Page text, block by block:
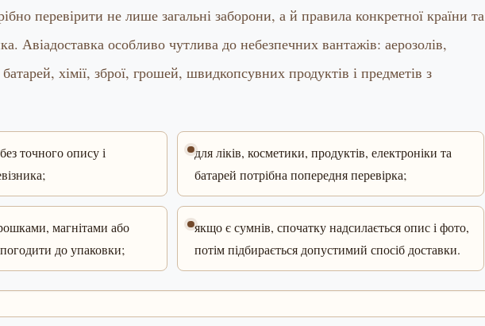
перевірити не лише загальні заборони, а й правила конкретної країни та
Авіадоставка особливо чутлива до небезпечних вантажів: аерозолів,
хімії, зброї, грошей, швидкопсувних продуктів і предметів з
точного опису і
для ліків, косметики, продуктів, електроніки та
батарей потрібна попередня перевірка;
магнітами або
до упаковки;
якщо є сумнів, спочатку надсилається опис і фото,
потім підбирається допустимий спосіб доставки.